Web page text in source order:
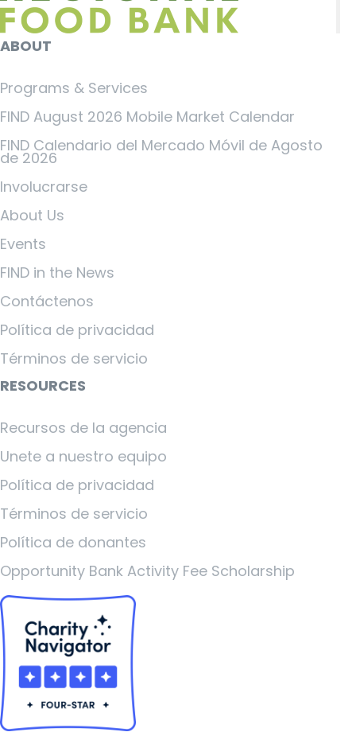
ABOUT
Programs & Services
FIND August 2026 Mobile Market Calendar
FIND Calendario del Mercado Móvil de Agosto
de 2026
Involucrarse
About Us
Events
FIND in the News
Contáctenos
Política de privacidad
Términos de servicio
RESOURCES
Recursos de la agencia
Unete a nuestro equipo
Política de privacidad
Términos de servicio
Política de donantes
Opportunity Bank Activity Fee Scholarship